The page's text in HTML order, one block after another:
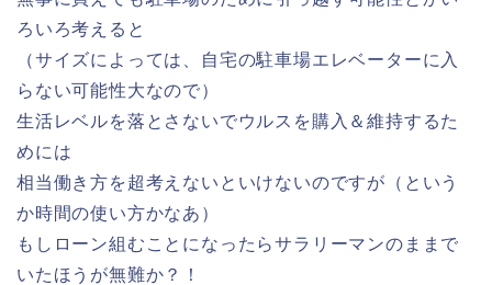
ろいろ考えると
（サイズによっては、自宅の駐車場エレベーターに入
らない可能性大なので）
生活レベルを落とさないでウルスを購入＆維持するた
めには
相当働き方を超考えないといけないのですが（という
か時間の使い方かなあ）
もしローン組むことになったらサラリーマンのままで
いたほうが無難か？！